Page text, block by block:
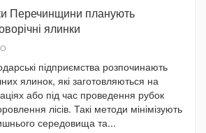
Перечинщини планують
ялинки
підприємства розпочинають
ялинок, які заготовляються на
або під час проведення рубок
лісів. Такі методи мінімізують
середовища та...